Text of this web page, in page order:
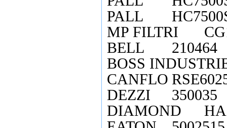
PALL
MP FILTRI
BELL
210464
BOSS
CANFLO
DEZZI
350035
DIAMOND